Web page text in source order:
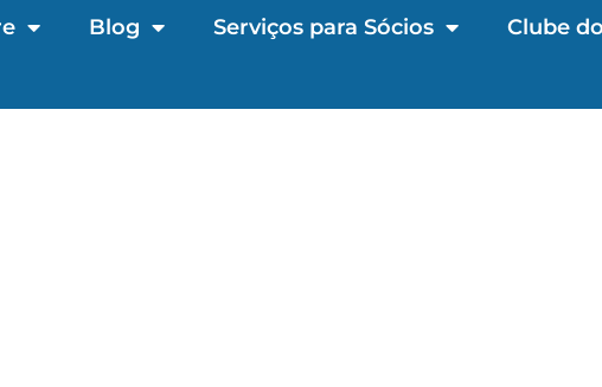
Blog Serviços para Sócios Clube